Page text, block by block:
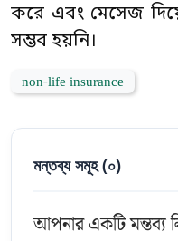
করে এবং মেসেজ
সম্ভব হয়নি।
non-life insurance
মন্তব্য সমূহ (০)
আপনার একটি মন্তব্য